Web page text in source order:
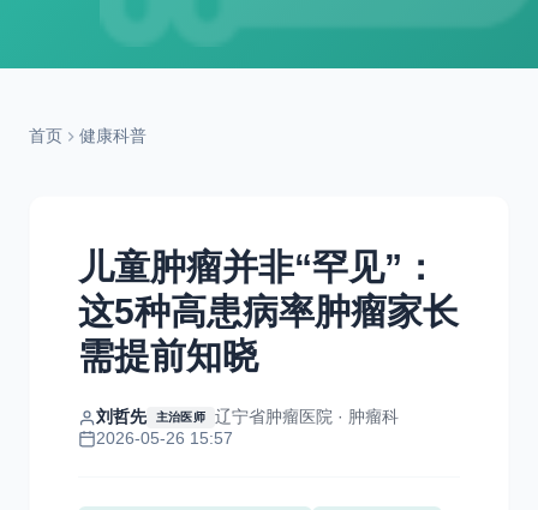
首页 健康科普
儿童肿瘤并非“罕见”：
这5种高患病率肿瘤家长
需提前知晓
刘哲先 主治医师
辽宁省肿瘤医院 · 肿瘤科
2026-05-26 15:57